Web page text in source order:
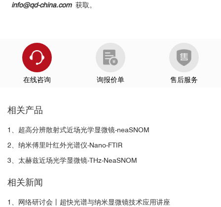
info@qd-china.com 获取。
在线咨询 询报价单 售后服务
相关产品
1、超高分辨散射式近场光学显微镜-neaSNOM
2、纳米傅里叶红外光谱仪-Nano-FTIR
3、太赫兹近场光学显微镜-THz-NeaSNOM
相关新闻
1、网络研讨会丨超快光谱与纳米显微镜技术应用讲座